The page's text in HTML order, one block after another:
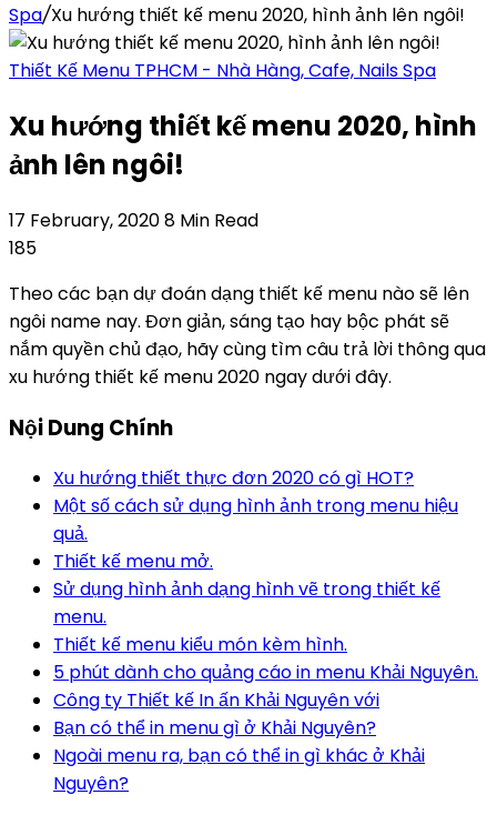
Spa/Xu hướng thiết kế menu 2020, hình ảnh lên ngôi!
Thiết Kế Menu TPHCM - Nhà Hàng, Cafe, Nails Spa
Xu hướng thiết kế menu 2020, hình
ảnh lên ngôi!
17 February, 20208 Min Read
185
Theo các bạn dự đoán dạng thiết kế menu nào sẽ lên
ngôi name nay. Đơn giản, sáng tạo hay bộc phát sẽ
nắm quyền chủ đạo, hãy cùng tìm câu trả lời thông qua
xu hướng thiết kế menu 2020 ngay dưới đây.
Nội Dung Chính
Xu hướng thiết thực đơn 2020 có gì HOT?
Một số cách sử dụng hình ảnh trong menu hiệu
quả.
Thiết kế menu mở.
Sử dụng hình ảnh dạng hình vẽ trong thiết kế
menu.
Thiết kế menu kiểu món kèm hình.
5 phút dành cho quảng cáo in menu Khải Nguyên.
Công ty Thiết kế In ấn Khải Nguyên với
Bạn có thể in menu gì ở Khải Nguyên?
Ngoài menu ra, bạn có thể in gì khác ở Khải
Nguyên?